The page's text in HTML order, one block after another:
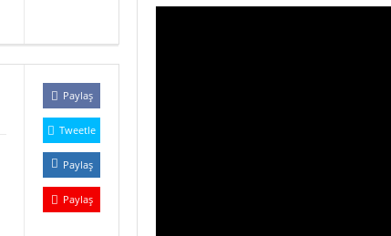
Paylaş
Tweetle
Paylaş
Paylaş